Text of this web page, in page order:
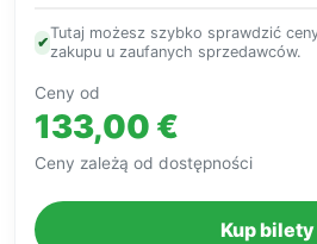
✔
Tutaj możesz szybko sprawdzić
zakupu u zaufanych sprzedawców.
Ceny od
133,00 €
Ceny zależą od dostępności
Kup bilety